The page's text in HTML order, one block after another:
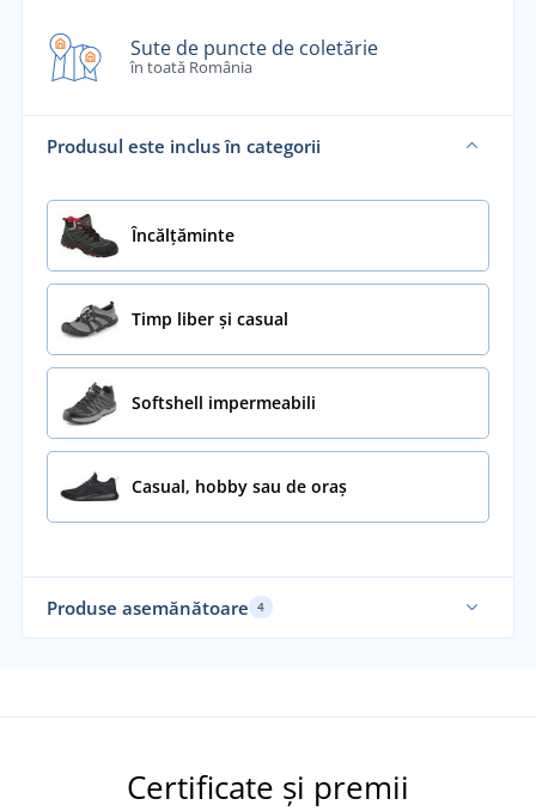
Sute de puncte de coletărie
în toată România
Produsul este inclus în categorii
Încălţăminte
Timp liber și casual
Softshell impermeabili
Casual, hobby sau de oraș
Produse asemănătoare 4
Certificate și premii